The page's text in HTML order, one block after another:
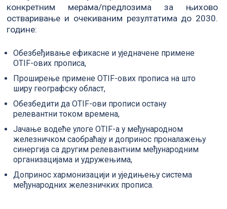
конкретним мерама/предлозима за њихово
остваривање и очекиваним резултатима до 2030.
године:
Обезбеђивање ефикасне и уједначене примене
OTIF-ових прописа,
Проширење примене OTIF-ових прописа на што
ширу географску област,
Обезбедити да OTIF-ови прописи остану
релевантни током времена,
Јачање водеће улоге OTIF-а у међународном
железничком саобраћају и допринос проналажењу
синергија са другим релевантним међународним
организацијама и удружењима,
Допринос хармонизацији и уједињењу система
међународних железничких прописа.